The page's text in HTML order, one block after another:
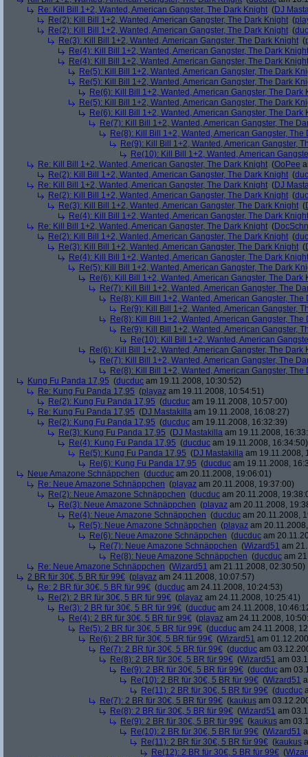
Re: Kill Bill 1+2, Wanted, American Gangster, The Dark Knight (DJ
Re(2): Kill Bill 1+2, Wanted, American Gangster, The Dark Knight (
Re(2): Kill Bill 1+2, Wanted, American Gangster, The Dark Knight (
Re(3): Kill Bill 1+2, Wanted, American Gangster, The Dark Knight (
Re(4): Kill Bill 1+2, Wanted, American Gangster, The Dark Knight
Re(4): Kill Bill 1+2, Wanted, American Gangster, The Dark Knight
Re(5): Kill Bill 1+2, Wanted, American Gangster, The Dark
Re(5): Kill Bill 1+2, Wanted, American Gangster, The Dark
Re(6): Kill Bill 1+2, Wanted, American Gangster, The Dark
Re(5): Kill Bill 1+2, Wanted, American Gangster, The Dark
Re(6): Kill Bill 1+2, Wanted, American Gangster, The Dark
Re(7): Kill Bill 1+2, Wanted, American Gangster, The
Re(8): Kill Bill 1+2, Wanted, American Gangster, The
Re(9): Kill Bill 1+2, Wanted, American Gangster,
Re(10): Kill Bill 1+2, Wanted, American
Re: Kill Bill 1+2, Wanted, American Gangster, The Dark Knight (OoPee
Re(2): Kill Bill 1+2, Wanted, American Gangster, The Dark Knight (
Re: Kill Bill 1+2, Wanted, American Gangster, The Dark Knight (DJ
Re(2): Kill Bill 1+2, Wanted, American Gangster, The Dark Knight (
Re(3): Kill Bill 1+2, Wanted, American Gangster, The Dark Knight (
Re(4): Kill Bill 1+2, Wanted, American Gangster, The Dark Knight
Re: Kill Bill 1+2, Wanted, American Gangster, The Dark Knight (
Re(2): Kill Bill 1+2, Wanted, American Gangster, The Dark Knight (
Re(3): Kill Bill 1+2, Wanted, American Gangster, The Dark Knight (
Re(4): Kill Bill 1+2, Wanted, American Gangster, The Dark Knight
Re(5): Kill Bill 1+2, Wanted, American Gangster, The Dark
Re(6): Kill Bill 1+2, Wanted, American Gangster, The Dark
Re(7): Kill Bill 1+2, Wanted, American Gangster, The
Re(8): Kill Bill 1+2, Wanted, American Gangster, The
Re(9): Kill Bill 1+2, Wanted, American Gangster,
Re(8): Kill Bill 1+2, Wanted, American Gangster, The
Re(9): Kill Bill 1+2, Wanted, American Gangster,
Re(10): Kill Bill 1+2, Wanted, American
Re(6): Kill Bill 1+2, Wanted, American Gangster, The Dark
Re(7): Kill Bill 1+2, Wanted, American Gangster, The
Re(8): Kill Bill 1+2, Wanted, American Gangster, The
Kung Fu Panda 17,95 (ducduc am 19.11.2008, 10:30:52)
Re: Kung Fu Panda 17,95 (playaz am 19.11.2008, 10:54:51)
Re(2): Kung Fu Panda 17,95 (ducduc am 19.11.2008, 10:57:00)
Re: Kung Fu Panda 17,95 (DJ Mastakilla am 19.11.2008, 16:08:27)
Re(2): Kung Fu Panda 17,95 (ducduc am 19.11.2008, 16:32:39)
Re(3): Kung Fu Panda 17,95 (DJ Mastakilla am 19.11.2008,
Re(4): Kung Fu Panda 17,95 (ducduc am 19.11.2008, 16:34:50)
Re(5): Kung Fu Panda 17,95 (DJ Mastakilla am 19.11.2008,
Re(6): Kung Fu Panda 17,95 (ducduc am 19.11.2008,
Neue Amazone Schnäppchen (ducduc am 20.11.2008, 19:06:01)
Re: Neue Amazone Schnäppchen (playaz am 20.11.2008, 19:37:00)
Re(2): Neue Amazone Schnäppchen (ducduc am 20.11.2008,
Re(3): Neue Amazone Schnäppchen (playaz am 20.11.2008,
Re(4): Neue Amazone Schnäppchen (ducduc am 20.11.2008,
Re(5): Neue Amazone Schnäppchen (playaz am
Re(6): Neue Amazone Schnäppchen (ducduc am
Re(7): Neue Amazone Schnäppchen (Wizard51 am
Re(8): Neue Amazone Schnäppchen (ducduc am
Re: Neue Amazone Schnäppchen (Wizard51 am 21.11.2008, 02:30:50)
2 BR für 30€, 5 BR für 99€ (playaz am 24.11.2008, 10:07:57)
Re: 2 BR für 30€, 5 BR für 99€ (ducduc am 24.11.2008, 10:24:53)
Re(2): 2 BR für 30€, 5 BR für 99€ (playaz am 24.11.2008, 10:25:41)
Re(3): 2 BR für 30€, 5 BR für 99€ (ducduc am 24.11.2008,
Re(4): 2 BR für 30€, 5 BR für 99€ (playaz am 24.11.2008,
Re(5): 2 BR für 30€, 5 BR für 99€ (ducduc am 24.11.2008,
Re(6): 2 BR für 30€, 5 BR für 99€ (Wizard51 am
Re(7): 2 BR für 30€, 5 BR für 99€ (ducduc am
Re(8): 2 BR für 30€, 5 BR für 99€ (Wizard51 am
Re(9): 2 BR für 30€, 5 BR für 99€ (ducduc am
Re(10): 2 BR für 30€, 5 BR für 99€ (Wizard51
Re(11): 2 BR für 30€, 5 BR für 99€ (ducduc
Re(7): 2 BR für 30€, 5 BR für 99€ (kaukus am
Re(8): 2 BR für 30€, 5 BR für 99€ (Wizard51 am
Re(9): 2 BR für 30€, 5 BR für 99€ (kaukus am
Re(10): 2 BR für 30€, 5 BR für 99€ (Wizard51
Re(11): 2 BR für 30€, 5 BR für 99€ (kaukus
Re(12): 2 BR für 30€, 5 BR für 99€ (